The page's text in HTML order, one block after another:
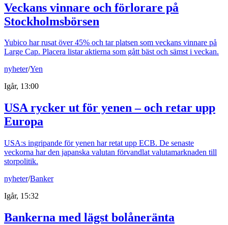
Veckans vinnare och förlorare på
Stockholmsbörsen
Yubico har rusat över 45% och tar platsen som veckans vinnare på
Large Cap. Placera listar aktierna som gått bäst och sämst i veckan.
nyheter/Yen
Igår, 13:00
USA rycker ut för yenen – och retar upp
Europa
USA:s ingripande för yenen har retat upp ECB. De senaste
veckorna har den japanska valutan förvandlat valutamarknaden till
storpolitik.
nyheter/Banker
Igår, 15:32
Bankerna med lägst bolåneränta